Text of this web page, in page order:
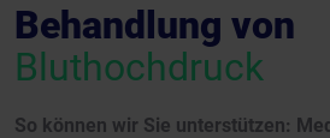
Behandlung von
Bluthochdruck
So können wir Sie unterstützen: